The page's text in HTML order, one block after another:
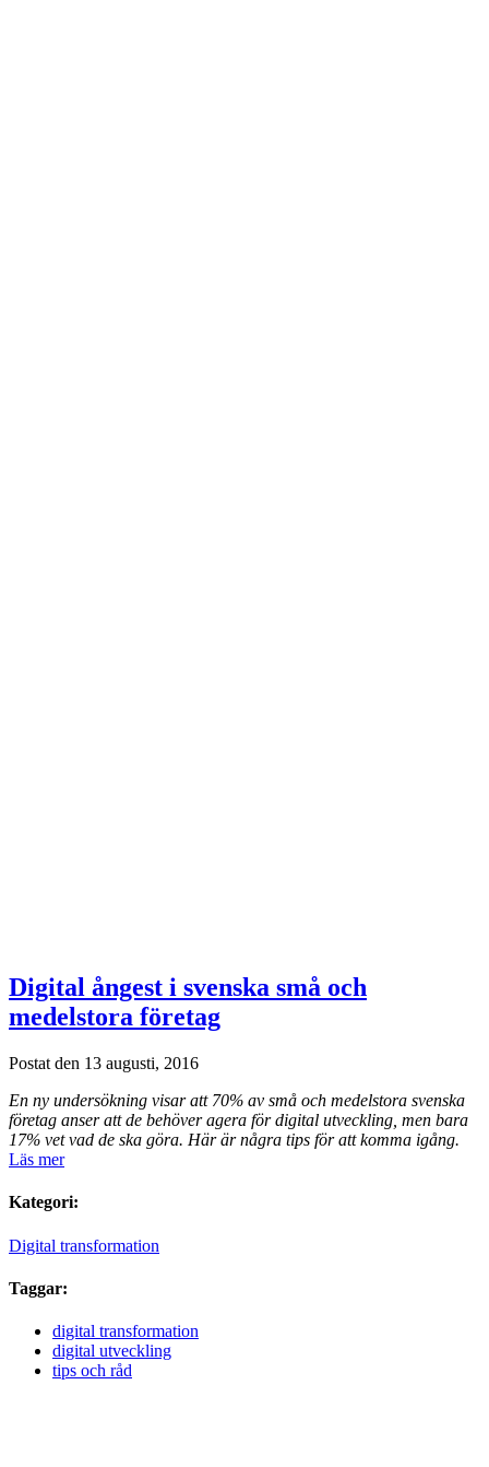
Digital ångest i svenska små och
medelstora företag
Postat den 13 augusti, 2016
En ny undersökning visar att 70% av små och medelstora svenska
företag anser att de behöver agera för digital utveckling, men bara
17% vet vad de ska göra. Här är några tips för att komma igång.
Läs mer
Kategori:
Digital transformation
Taggar:
digital transformation
digital utveckling
tips och råd